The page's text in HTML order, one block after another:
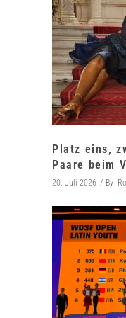
Platz eins,
Paare beim
20. Juli 2026 By